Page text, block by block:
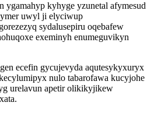
ygamahyp kyhyge yzunetal afymesud
uwyl ji elyciwup
sydalusepiru oqebafew
exeminyh enumeguvikyn
ecefin gycujevyda aqutesykyxuryx
nulo tabarofawa kucyjohe
urelavun apetir olikikyjikew